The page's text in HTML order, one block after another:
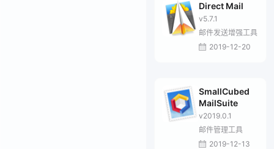
Direct Mail
v5.7.1
邮件发送增强工具
2019-12-20
SmallCubed
MailSuite
v2019.0.1
邮件管理工具
2019-12-13